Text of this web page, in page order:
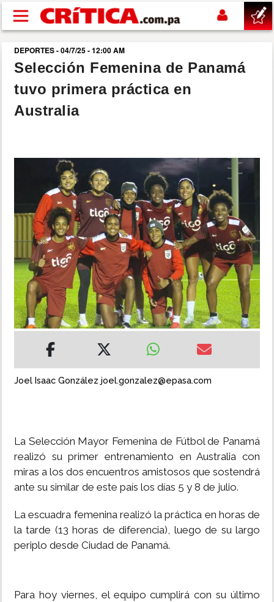
Pasar al contenido principal
buscar
SUCESOS
POLÍTICA
DEPORTES
MUNDO
INSÓLITAS
MULTIMEDIA
IMPRESO
DEPORTES - 04/7/25 - 12:00 AM
Selección Femenina de Panamá
tuvo primera práctica en
Australia
Joel Isaac González joel.gonzalez@epasa.com
La Selección Mayor Femenina de Fútbol de Panamá
realizó su primer entrenamiento en Australia con
miras a los dos encuentros amistosos que sostendrá
ante su similar de este país los días 5 y 8 de julio.
La escuadra femenina realizó la práctica en horas de
la tarde (13 horas de diferencia), luego de su largo
periplo desde Ciudad de Panamá.
Para hoy viernes, el equipo cumplirá con su último